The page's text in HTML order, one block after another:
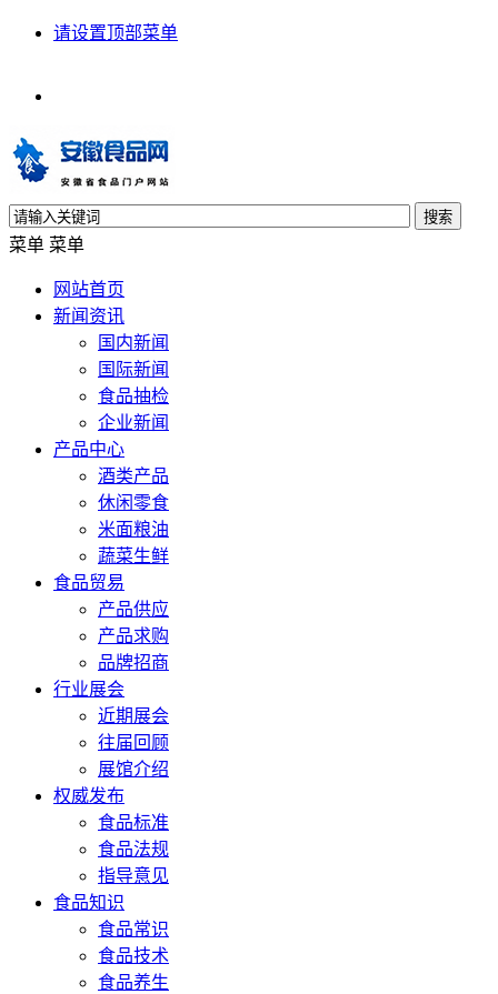
请设置顶部菜单
搜索
菜单 菜单
网站首页
新闻资讯
国内新闻
国际新闻
食品抽检
企业新闻
产品中心
酒类产品
休闲零食
米面粮油
蔬菜生鲜
食品贸易
产品供应
产品求购
品牌招商
行业展会
近期展会
往届回顾
展馆介绍
权威发布
食品标准
食品法规
指导意见
食品知识
食品常识
食品技术
食品养生